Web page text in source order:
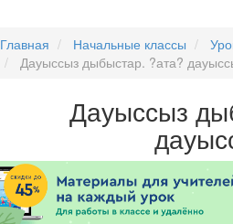
Главная Начальные классы
Дауыссыз дыбыстар. ?ата?
Дауыссыз